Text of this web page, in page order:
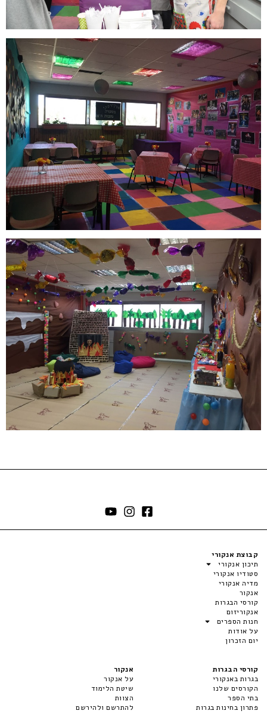
קבוצת אנקורי
תיכון אנקורי
סטודיו אנקורי
מדיה אנקורי
אנקור
קורסי הבגרות
אנקוריזום
חנות הספרים
על אודות
יום הזכרון
קורסי הבגרות
בגרות באנקורי
הקורסים שלנו
בתי הספר
פתרון בחינות בגרות
אנקור
על אנקור
שיטת הלימוד
הצוות
להתרשם ולהירשם